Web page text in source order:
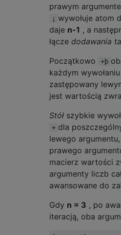
prawym
¡ wywołuje atom
daje n-1 , a
łącze dodawania
Początkowo
+þ
każdym
zastępowany
jest wartością
Stół szybkie
+ dla
lewego
prawego
macierz wartości
argumenty liczb
awansowane do
Gdy n = 3 , po
iteracją, oba